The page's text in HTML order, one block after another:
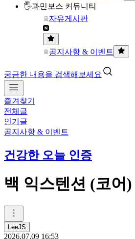
🖐과민보스 커뮤니티
자유게시판
공지사항 & 이벤트
궁금한 내용을 검색해보세요
즐겨찾기
전체글
인기글
공지사항 & 이벤트
건강한 오늘 인증
백 익스텐션 (코어)
LeeJS
2026.07.09 16:53